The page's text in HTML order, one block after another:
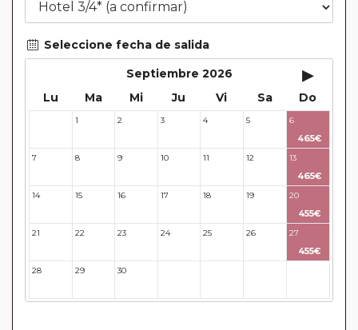
Seleccione fecha de salida
Septiembre 2026
▸
Lu Ma Mi Ju Vi Sa Do
1 2 3 4 5 6
465€
7 8 9 10 11 12 13
465€
14 15 16 17 18 19 20
455€
21 22 23 24 25 26 27
455€
28 29 30